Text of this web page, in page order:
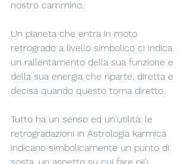
nostro cammino.
Un pianeta che entra in moto
retrogrado a livello simbolico ci indica
un rallentamento della sua funzione e
della sua energia che riparte, diretta e
decisa quando questo torna diretto.
Tutto ha un senso ed un'utilità: le
retrogradazioni in Astrologia karmica
indicano simbolicamente un punto di